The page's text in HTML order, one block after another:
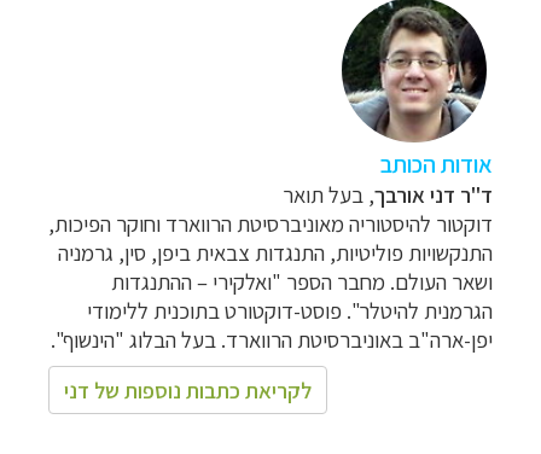
אודות הכותב
ד"ר דני אורבך, בעל תואר
דוקטור להיסטוריה מאוניברסיטת הרווארד וחוקר הפיכות,
התנקשויות פוליטיות, התנגדות צבאית ביפן, סין, גרמניה
ושאר העולם. מחבר הספר "ואלקירי –ההתנגדות
הגרמנית להיטלר". פוסט-דוקטורט בתוכנית ללימודי
יפן-ארה"ב באוניברסיטת הרווארד. בעלהבלוג "הינשוף".
לקריאת כתבות נוספות של דני